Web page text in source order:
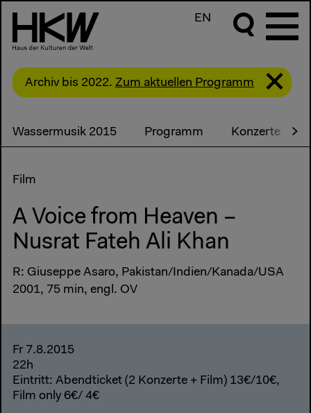
EN
Archiv bis 2022. Zum aktuellen Programm
Wassermusik 2015 Programm Konzerte
Film
A Voice from Heaven –
Nusrat Fateh Ali Khan
R: Giuseppe Asaro, Pakistan/Indien/Kanada/USA
2001, 75 min, engl. OV
Fr 7.8.2015
22h
Eintritt: Abendticket (2 Konzerte + Film) 13€/10€,
Film only 6€/ 4€